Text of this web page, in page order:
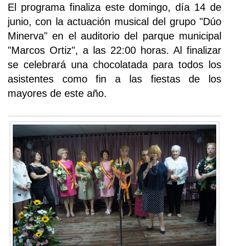
El programa finaliza este domingo, día 14 de
junio, con la actuación musical del grupo "Dúo
Minerva" en el auditorio del parque municipal
"Marcos Ortiz", a las 22:00 horas. Al finalizar
se celebrará una chocolatada para todos los
asistentes como fin a las fiestas de los
mayores de este año.